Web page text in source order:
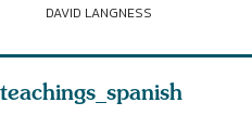
DAVID LANGNESS